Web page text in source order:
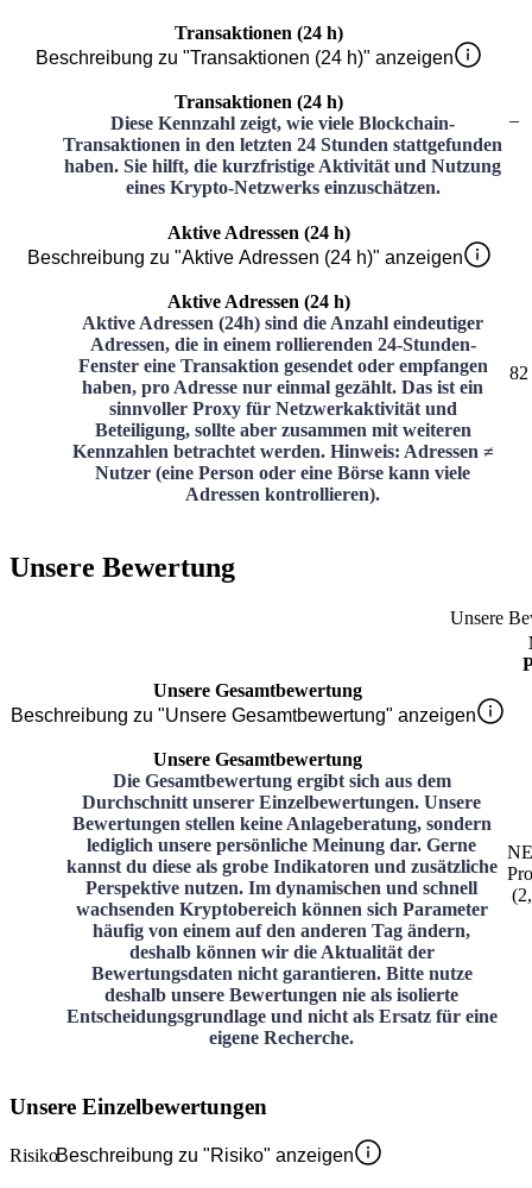
Transaktionen (24 h)
Beschreibung zu "Transaktionen (24 h)" anzeigen
Transaktionen (24 h)
Diese Kennzahl zeigt, wie viele Blockchain-
Transaktionen in den letzten 24 Stunden stattgefunden
haben. Sie hilft, die kurzfristige Aktivität und Nutzung
eines Krypto-Netzwerks einzuschätzen.
–
Aktive Adressen (24 h)
Beschreibung zu "Aktive Adressen (24 h)" anzeigen
Aktive Adressen (24 h)
Aktive Adressen (24h) sind die Anzahl eindeutiger
Adressen, die in einem rollierenden 24-Stunden-
Fenster eine Transaktion gesendet oder empfangen
haben, pro Adresse nur einmal gezählt. Das ist ein
sinnvoller Proxy für Netzwerkaktivität und
Beteiligung, sollte aber zusammen mit weiteren
Kennzahlen betrachtet werden. Hinweis: Adressen ≠
Nutzer (eine Person oder eine Börse kann viele
Adressen kontrollieren).
82
Unsere Bewertung
Unsere
Unsere Gesamtbewertung
Beschreibung zu "Unsere Gesamtbewertung" anzeigen
Unsere Gesamtbewertung
Die Gesamtbewertung ergibt sich aus dem
Durchschnitt unserer Einzelbewertungen. Unsere
Bewertungen stellen keine Anlageberatung, sondern
lediglich unsere persönliche Meinung dar. Gerne
kannst du diese als grobe Indikatoren und zusätzliche
Perspektive nutzen. Im dynamischen und schnell
wachsenden Kryptobereich können sich Parameter
häufig von einem auf den anderen Tag ändern,
deshalb können wir die Aktualität der
Bewertungsdaten nicht garantieren. Bitte nutze
deshalb unsere Bewertungen nie als isolierte
Entscheidungsgrundlage und nicht als Ersatz für eine
eigene Recherche.
(
Unsere Einzelbewertungen
RisikoBeschreibung zu "Risiko" anzeigen